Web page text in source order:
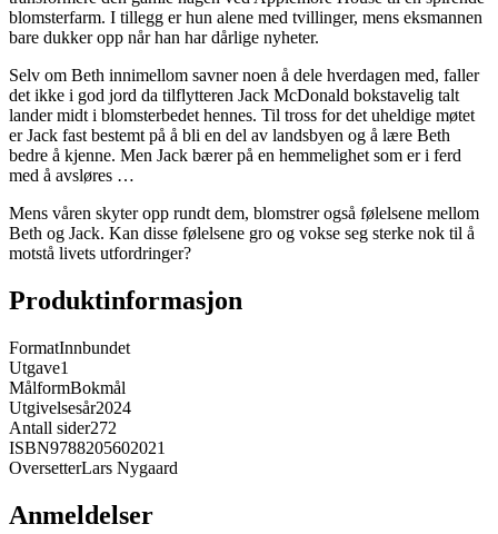
blomsterfarm. I tillegg er hun alene med tvillinger, mens eksmannen
bare dukker opp når han har dårlige nyheter.
Selv om Beth innimellom savner noen å dele hverdagen med, faller
det ikke i god jord da tilflytteren Jack McDonald bokstavelig talt
lander midt i blomsterbedet hennes. Til tross for det uheldige møtet
er Jack fast bestemt på å bli en del av landsbyen og å lære Beth
bedre å kjenne. Men Jack bærer på en hemmelighet som er i ferd
med å avsløres …
Mens våren skyter opp rundt dem, blomstrer også følelsene mellom
Beth og Jack. Kan disse følelsene gro og vokse seg sterke nok til å
motstå livets utfordringer?
Produktinformasjon
FormatInnbundet
Utgave1
MålformBokmål
Utgivelsesår2024
Antall sider272
ISBN9788205602021
OversetterLars Nygaard
Anmeldelser